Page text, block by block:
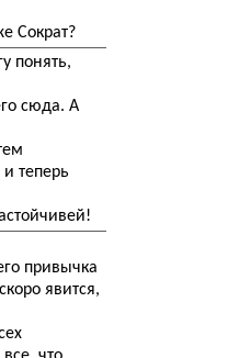
Сократ?
понять,
сюда. А
теперь
привычка
явится,